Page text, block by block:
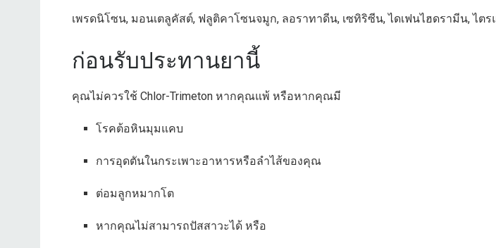
เพรดนิโซน, มอนเตลูคัสต์, ฟลูติคาโซนจมูก, ลอราทาดีน, เซทิริซีน, ไดเฟนไฮดรามีน, ไต
ก่อนรับประทานยานี้
คุณไม่ควรใช้ Chlor-Trimeton หากคุณแพ้ หรือหากคุณมี
โรคต้อหินมุมแคบ
การอุดตันในกระเพาะอาหารหรือลำไส้ของคุณ
ต่อมลูกหมากโต
หากคุณไม่สามารถปัสสาวะได้ หรือ